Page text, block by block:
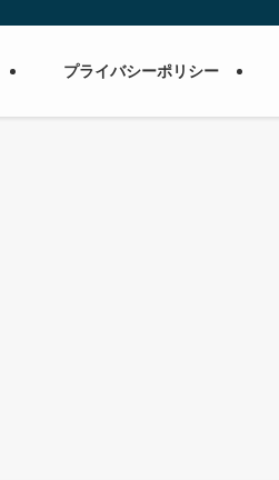
プライバシーポリシー